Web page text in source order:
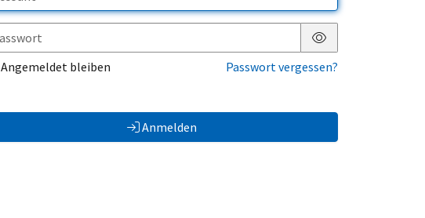
Passwort anzeigen
Angemeldet bleiben
Passwort vergessen?
Anmelden